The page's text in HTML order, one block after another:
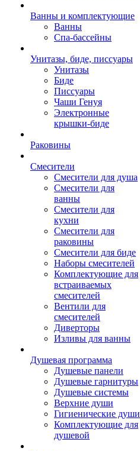
Ванны и комплектующие
Ванны
Спа-бассейны
Унитазы, биде, писсуары
Унитазы
Биде
Писсуары
Чаши Генуя
Электронные
крышки-биде
Раковины
Смесители
Смесители для душа
Смесители для
ванны
Смесители для
кухни
Смесители для
раковины
Смесители для биде
Наборы смесителей
Комплектующие для
встраиваемых
смесителей
Вентили для
смесителей
Диверторы
Изливы для ванны
Душевая программа
Душевые панели
Душевые гарнитуры
Душевые системы
Верхние души
Гигиенические души
Комплектующие для
душевой